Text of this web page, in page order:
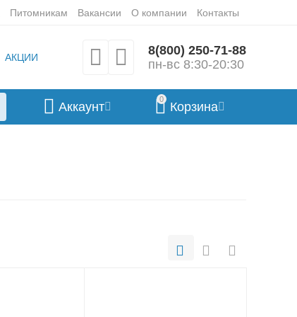
Питомникам Вакансии О компании Контакты
АКЦИИ
8(800) 250-71-88
пн-вс 8:30-20:30
0
Корзина
Аккаунт
взрослых собак